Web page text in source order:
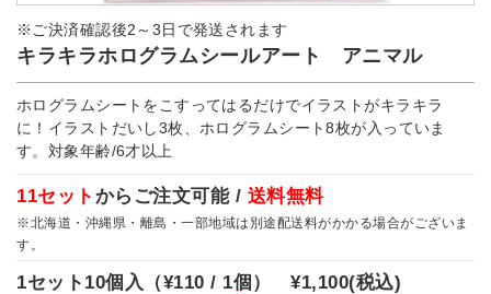
※ご決済確認後2～3日で発送されます
キラキラホログラムシールアート アニマル
ホログラムシートをこすってはるだけでイラストがキラキラ
に！イラストだいし3枚、ホログラムシート8枚が入っていま
す。対象年齢/6才以上
11セット からご注文可能 / 送料無料
※北海道・沖縄県・離島・一部地域は別途配送料がかかる場合がございま
す。
1セット10個入（¥110 / 1個）¥1,100(税込)